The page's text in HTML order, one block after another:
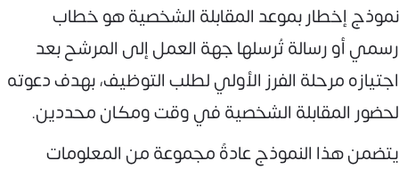
نموذج إخطار بموعد المقابلة الشخصية هو خطاب
رسمي أو رسالة تُرسلها جهة العمل إلى المرشح بعد
اجتيازه مرحلة الفرز الأولي لطلب التوظيف، بهدف دعوته
لحضور المقابلة الشخصية في وقت ومكان محددين.
يتضمن هذا النموذج عادةً مجموعة من المعلومات